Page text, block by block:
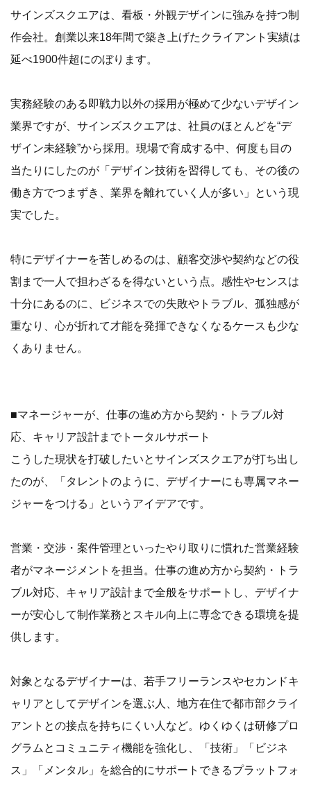
サインズスクエアは、看板・外観デザインに強みを持つ制
作会社。創業以来18年間で築き上げたクライアント実績は
延べ1900件超にのぼります。
実務経験のある即戦力以外の採用が極めて少ないデザイン
業界ですが、サインズスクエアは、社員のほとんどを“デ
ザイン未経験”から採用。現場で育成する中、何度も目の
当たりにしたのが「デザイン技術を習得しても、その後の
働き方でつまずき、業界を離れていく人が多い」という現
実でした。
特にデザイナーを苦しめるのは、顧客交渉や契約などの役
割まで一人で担わざるを得ないという点。感性やセンスは
十分にあるのに、ビジネスでの失敗やトラブル、孤独感が
重なり、心が折れて才能を発揮できなくなるケースも少な
くありません。
■マネージャーが、仕事の進め方から契約・トラブル対
応、キャリア設計までトータルサポート
こうした現状を打破したいとサインズスクエアが打ち出し
たのが、「タレントのように、デザイナーにも専属マネー
ジャーをつける」というアイデアです。
営業・交渉・案件管理といったやり取りに慣れた営業経験
者がマネージメントを担当。仕事の進め方から契約・トラ
ブル対応、キャリア設計まで全般をサポートし、デザイナ
ーが安心して制作業務とスキル向上に専念できる環境を提
供します。
対象となるデザイナーは、若手フリーランスやセカンドキ
ャリアとしてデザインを選ぶ人、地方在住で都市部クライ
アントとの接点を持ちにくい人など。ゆくゆくは研修プロ
グラムとコミュニティ機能を強化し、「技術」「ビジネ
ス」「メンタル」を総合的にサポートできるプラットフォ